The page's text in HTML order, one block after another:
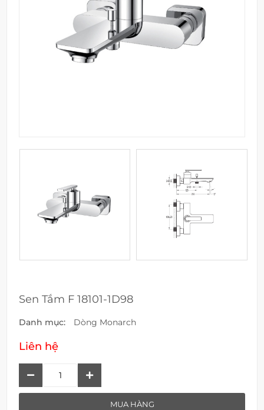
Sen Tắm F 18101-1D98
Danh mục: Dòng Monarch
Liên hệ
MUA HÀNG